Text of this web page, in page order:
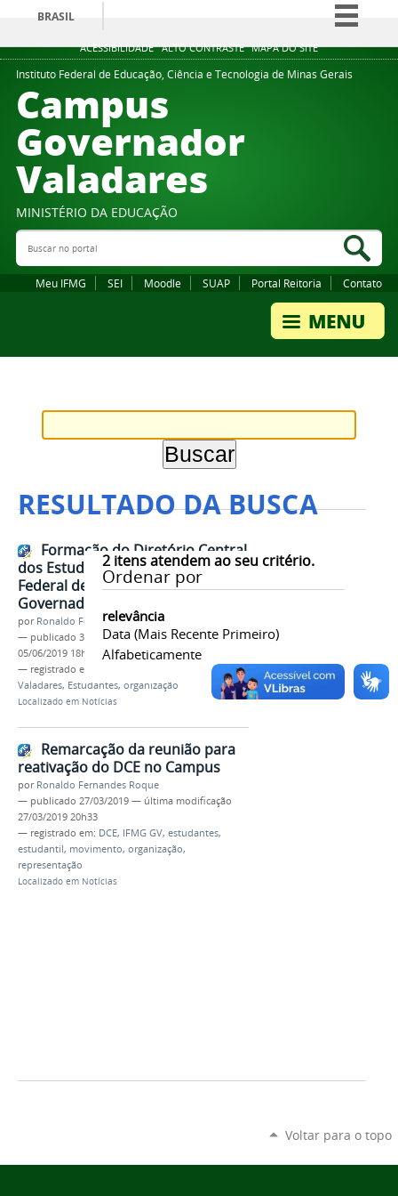
ACESSIBILIDADE ALTO CONTRASTE MAPA DO SITE
BRASIL
Simplifique!
Comunica BR
Instituto Federal de Educação, Ciência e Tecnologia de Minas Gerais
Campus
Governador
Valadares
MINISTÉRIO DA EDUCAÇÃO
Buscar no portal
Meu IFMG SEI Moodle SUAP Portal Reitoria Contato
RESULTADO DA BUSCA
2itens atendem ao seu critério.
Ordenar por
relevância
Data (mais Recente Primeiro)
Alfabeticamente
Formação do Diretório Central
dos Estudantes do Instituto
Federal de Minas Gerais – Campus
Governador Valadares
por Ronaldo Fernandes Roque
— publicado 31/05/2019 —última modificação
05/06/2019 18h13
— registrado em:
Valadares, Estudantes, organização
Localizado em Notícias
Remarcação da reunião para
reativação do DCE no Campus
por Ronaldo Fernandes Roque
— publicado 27/03/2019 — última modificação
27/03/2019 20h33
— registrado em: DCE, IFMG GV, estudantes,
estudantil, movimento, organização,
representação
Localizado em Notícias
Voltar para o topo